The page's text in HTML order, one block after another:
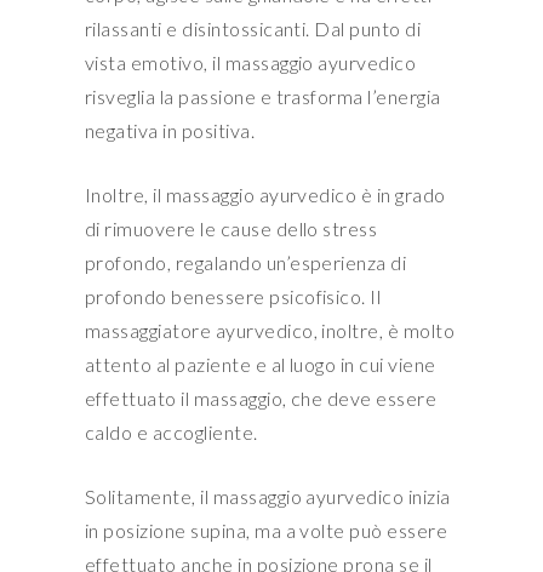
rilassanti e disintossicanti. Dal punto di
vista emotivo, il massaggio ayurvedico
risveglia la passione e trasforma l’energia
negativa in positiva.
Inoltre, il massaggio ayurvedico è in grado
di rimuovere le cause dello stress
profondo, regalando un’esperienza di
profondo benessere psicofisico. Il
massaggiatore ayurvedico, inoltre, è molto
attento al paziente e al luogo in cui viene
effettuato il massaggio, che deve essere
caldo e accogliente.
Solitamente, il massaggio ayurvedico inizia
in posizione supina, ma a volte può essere
effettuato anche in posizione prona se il